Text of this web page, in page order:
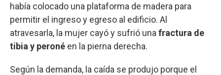
había colocado una plataforma de madera para
permitir el ingreso y egreso al edificio. Al
atravesarla, la mujer cayó y sufrió una fractura de
tibia y peroné en la pierna derecha.
Según la demanda, la caída se produjo porque el